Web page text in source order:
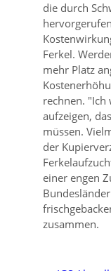
die durch
Ferkel.
mehr Platz
rechnen. Ich
aufzeigen,
müssen.
der
einer engen
zusammen.